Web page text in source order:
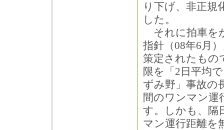
り下げ、非正規
した。
それに拍車を
指針（08年6月
策定されたもの
限を「2日平均
ずみ野」事故の
間のワンマン運
す。しかも、隔
マン運行距離を